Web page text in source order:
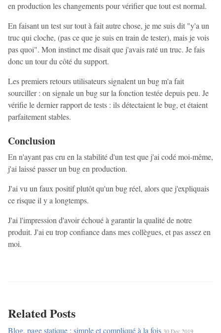
en production les changements pour vérifier que tout est normal.
En faisant un test sur tout à fait autre chose, je me suis dit "y'a un
truc qui cloche, (pas ce que je suis en train de tester), mais je vois
pas quoi". Mon instinct me disait que j'avais raté un truc. Je fais
donc un tour du côté du support.
Les premiers retours utilisateurs signalent un bug m'a fait
sourciller : on signale un bug sur la fonction testée depuis peu. Je
vérifie le dernier rapport de tests : ils détectaient le bug, et étaient
parfaitement stables.
Conclusion
En n'ayant pas cru en la stabilité d'un test que j'ai codé moi-même,
j'ai laissé passer un bug en production.
J'ai vu un faux positif plutôt qu'un bug réel, alors que j'expliquais
ce risque il y a longtemps.
J'ai l'impression d'avoir échoué à garantir la qualité de notre
produit. J'ai eu trop confiance dans mes collègues, et pas assez en
moi.
Related Posts
Blog, page statique : simple et compliqué à la fois 30 Dec 2019